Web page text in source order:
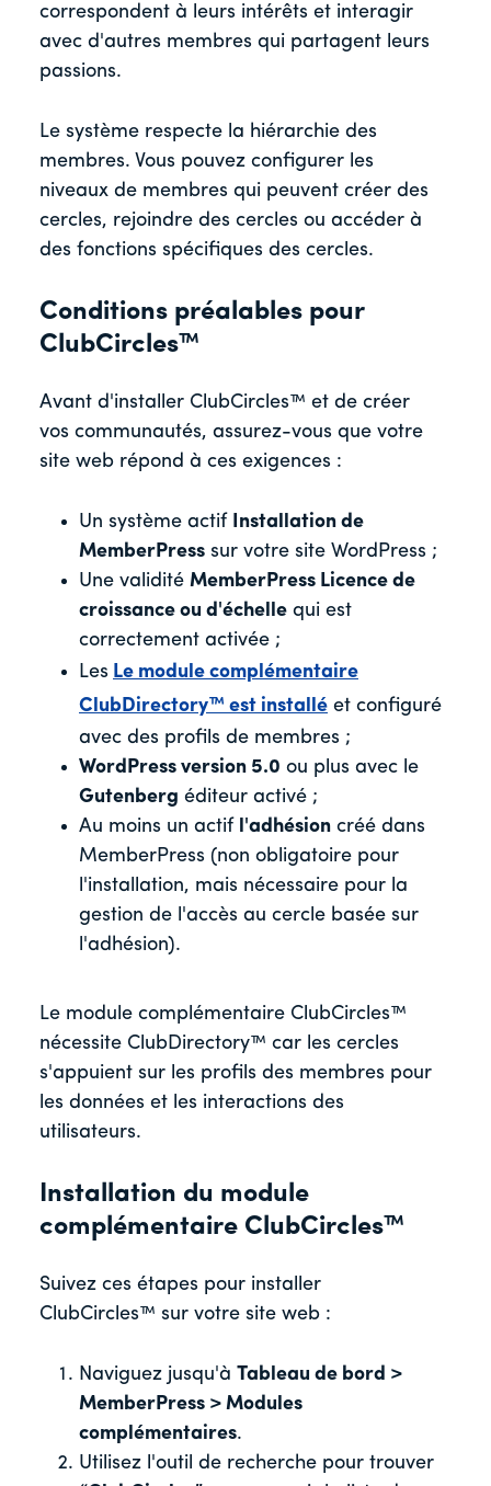
correspondent à leurs intérêts et interagir
avec d'autres membres qui partagent leurs
passions.
Le système respecte la hiérarchie des
membres. Vous pouvez configurer les
niveaux de membres qui peuvent créer des
cercles, rejoindre des cercles ou accéder à
des fonctions spécifiques des cercles.
Conditions préalables pour
ClubCircles™
Avant d'installer ClubCircles™ et de créer
vos communautés, assurez-vous que votre
site web répond à ces exigences :
Un système actif Installation de
MemberPress sur votre site WordPress ;
Une validité MemberPress Licence de
croissance ou d'échelle qui est
correctement activée ;
Les Le module complémentaire
ClubDirectory™ est installé et configuré
avec des profils de membres ;
WordPress version 5.0 ou plus avec le
Gutenberg éditeur activé ;
Au moins un actif l'adhésion créé dans
MemberPress (non obligatoire pour
l'installation, mais nécessaire pour la
gestion de l'accès au cercle basée sur
l'adhésion).
Le module complémentaire ClubCircles™
nécessite ClubDirectory™ car les cercles
s'appuient sur les profils des membres pour
les données et les interactions des
utilisateurs.
Installation du module
complémentaire ClubCircles™
Suivez ces étapes pour installer
ClubCircles™ sur votre site web :
Naviguez jusqu'à Tableau de bord >
MemberPress > Modules
complémentaires.
Utilisez l'outil de recherche pour trouver